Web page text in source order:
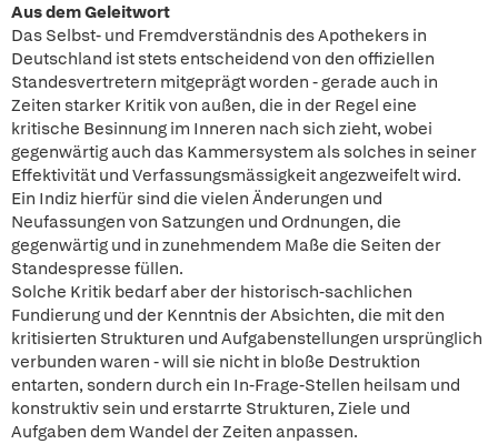
Aus dem Geleitwort
Das Selbst- und Fremdverständnis des Apothekers in
Deutschland ist stets entscheidend von den offiziellen
Standesvertretern mitgeprägt worden - gerade auch in
Zeiten starker Kritik von außen, die in der Regel eine
kritische Besinnung im Inneren nach sich zieht, wobei
gegenwärtig auch das Kammersystem als solches in seiner
Effektivität und Verfassungsmässigkeit angezweifelt wird.
Ein Indiz hierfür sind die vielen Änderungen und
Neufassungen von Satzungen und Ordnungen, die
gegenwärtig und in zunehmendem Maße die Seiten der
Standespresse füllen.
Solche Kritik bedarf aber der historisch-sachlichen
Fundierung und der Kenntnis der Absichten, die mit den
kritisierten Strukturen und Aufgabenstellungen ursprünglich
verbunden waren - will sie nicht in bloße Destruktion
entarten, sondern durch ein In-Frage-Stellen heilsam und
konstruktiv sein und erstarrte Strukturen, Ziele und
Aufgaben dem Wandel der Zeiten anpassen.